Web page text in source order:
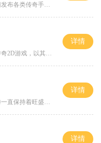
最新传奇手游发布站是一个专门发布各类传奇手游的平台，致力于给广大玩家提供一个全面了解和体验传奇手游的机会。通过这个平台，玩家不仅能够第一时间了解到最新发布的传奇手
迷失传奇手游，作为一款正版传奇2D游戏，以其激情燃烧的角色扮演体验和万人在线的玩家互动，成为了众多传奇玩家的选择。在这个游戏中，玩家可以选择不同的职业组合，加入行会，
详情
在现今的游戏市场中，传奇手游一直保持着旺盛的人气。而在今天，又有一款备受瞩目的新开首服传奇手游1.76即将上线。作为一款2D游戏，这款游戏以其经典的玩法和丰富的内容吸引了
详情
详情